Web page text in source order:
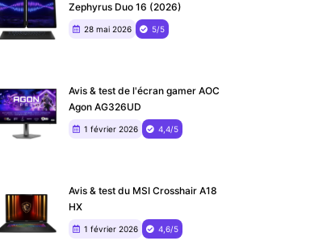
Zephyrus Duo 16 (2026)
28 mai 2026 5/5
Avis & test de l'écran gamer AOC
Agon AG326UD
1 février 2026 4,4/5
Avis & test du MSI Crosshair A18
HX
1 février 2026 4,6/5